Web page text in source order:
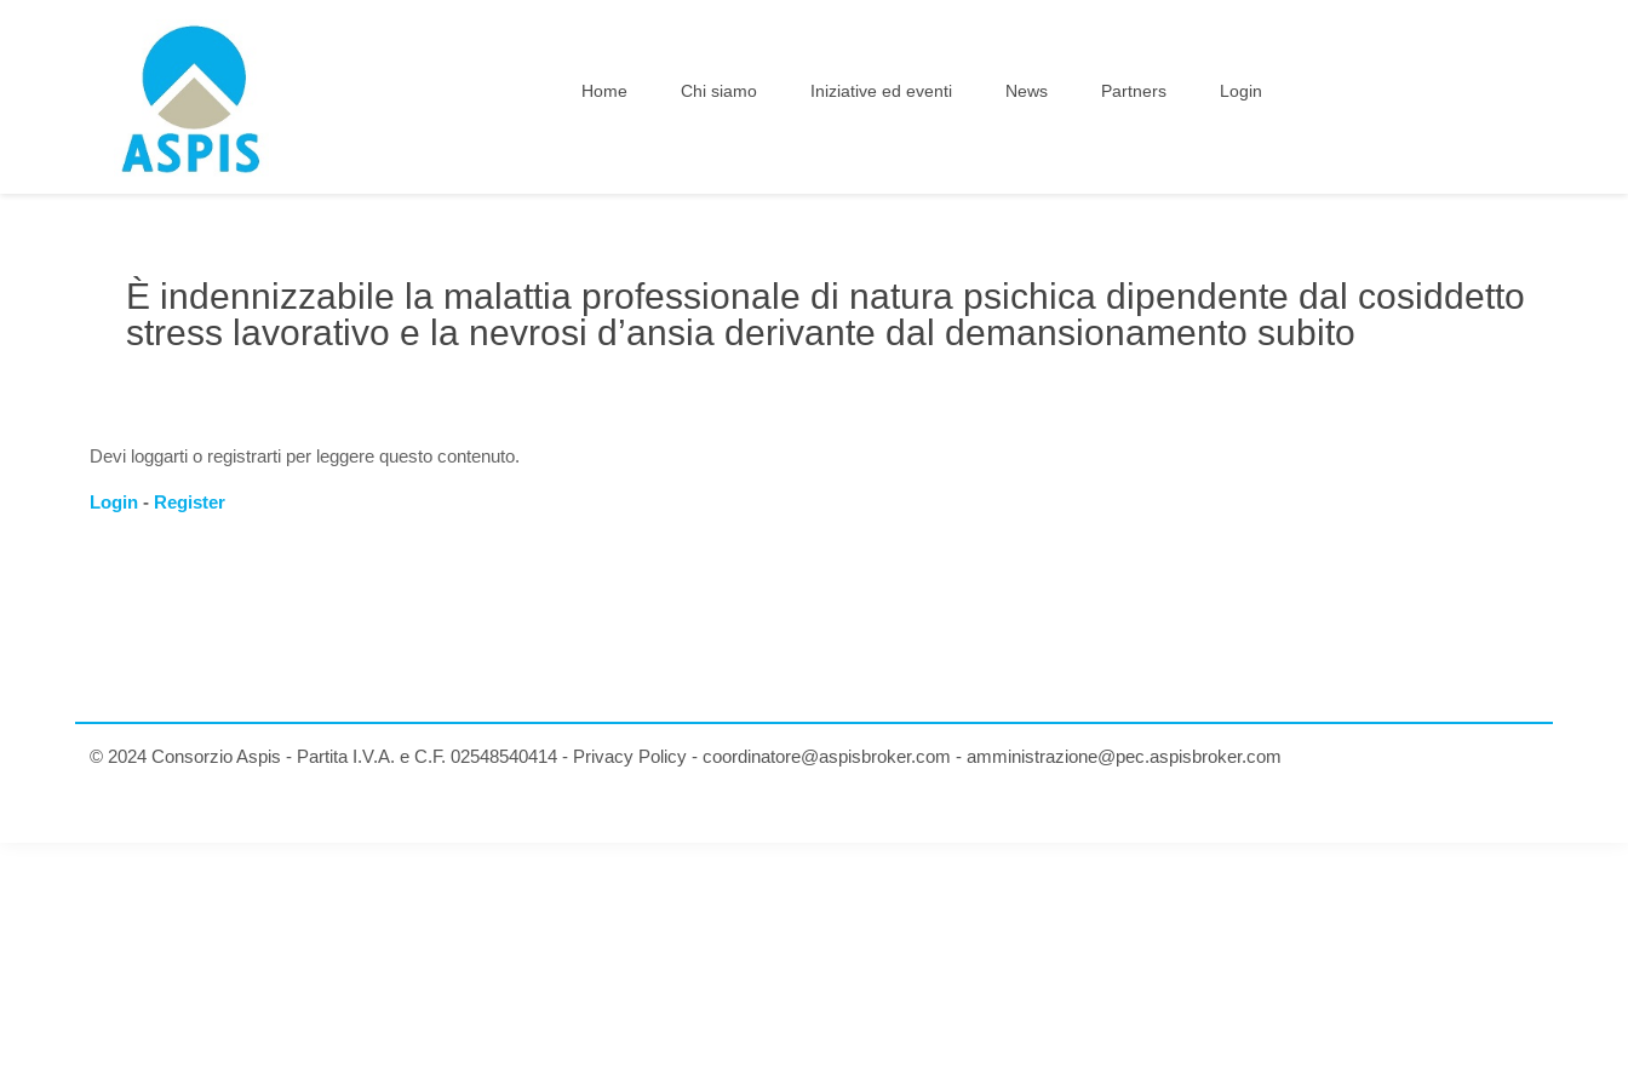
Home Chi siamo Iniziative ed eventi News Partners Login
È indennizzabile la malattia professionale di natura psichica dipendente dal cosiddetto
stress lavorativo e la nevrosi d’ansia derivante dal demansionamento subito
Devi loggarti o registrarti per leggere questo contenuto.
Login - Register
© 2024 Consorzio Aspis - Partita I.V.A. e C.F. 02548540414 - Privacy Policy -coordinatore@aspisbroker.com -amministrazione@pec.aspisbroker.com